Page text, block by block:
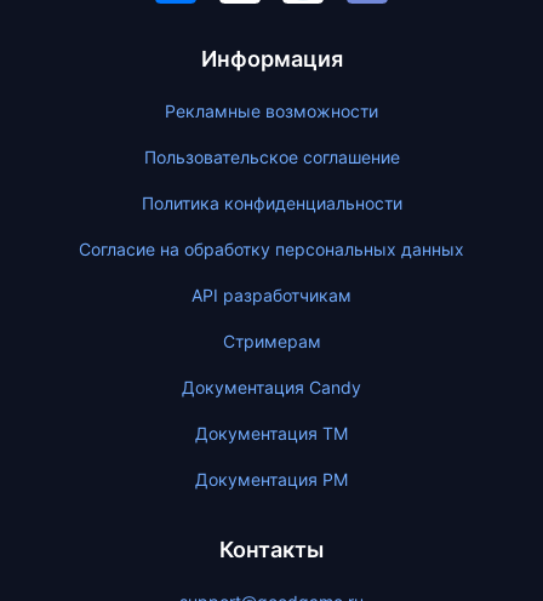
Информация
Рекламные возможности
Пользовательское соглашение
Политика конфиденциальности
Согласие на обработку персональных данных
API разработчикам
Стримерам
Документация Candy
Документация ТМ
Документация PM
Контакты